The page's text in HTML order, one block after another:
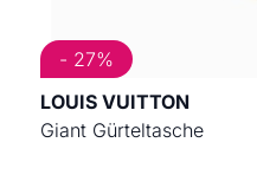
LOUIS VUITTON
Giant Gürteltasche
- 27%